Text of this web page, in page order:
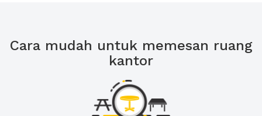
Cara mudah untuk memesan ruang
kantor